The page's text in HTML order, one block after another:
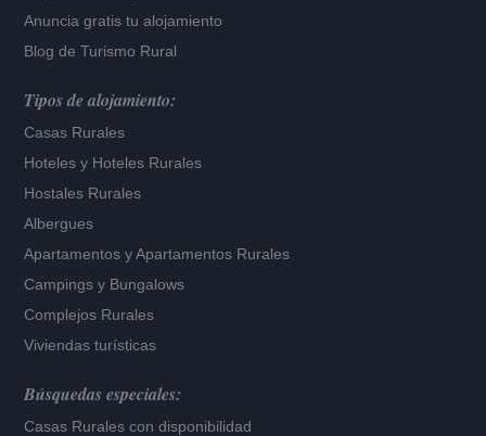
Anuncia gratis tu alojamiento
Blog de Turismo Rural
Tipos de alojamiento:
Casas Rurales
Hoteles y Hoteles Rurales
Hostales Rurales
Albergues
Apartamentos yApartamentos Rurales
Campings y Bungalows
Complejos Rurales
Viviendas turísticas
Búsquedas especiales:
Casas Rurales con disponibilidad